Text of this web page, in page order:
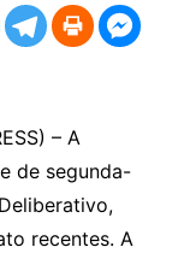
– A
de segunda-
recentes. A